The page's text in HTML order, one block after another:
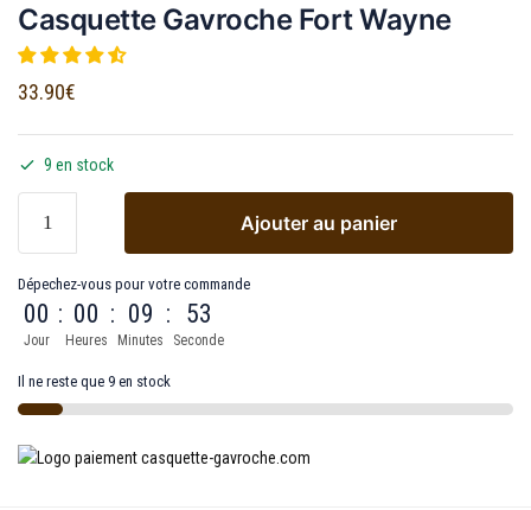
Casquette Gavroche Fort Wayne
33.90€
9 en stock
Ajouter au panier
Dépechez-vous pour votre commande
00
Jour
: 00
Heures
: 09
Minutes
: 53
Seconde
Il ne reste que 9 en stock